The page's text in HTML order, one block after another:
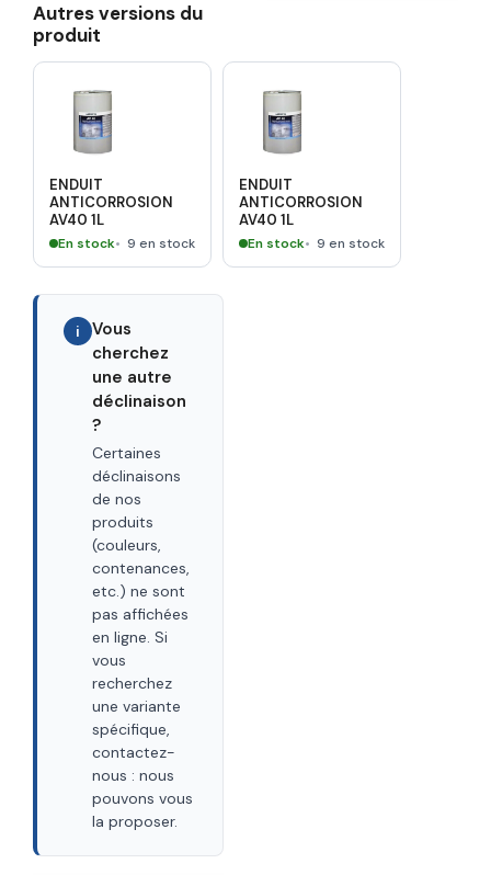
Autres versions du
produit
ENDUIT
ANTICORROSION
AV40 1L
En stock 9 en stock
ENDUIT
ANTICORROSION
AV40 1L
En stock 9 en stock
i
Vous
cherchez
une autre
déclinaison
?
Certaines
déclinaisons
de nos
produits
(couleurs,
contenances,
etc.) ne sont
pas affichées
en ligne. Si
vous
recherchez
une variante
spécifique,
contactez-
nous : nous
pouvons vous
la proposer.